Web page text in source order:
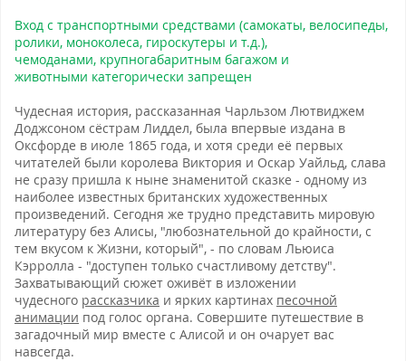
Вход с транспортными средствами (самокаты, велосипеды,
ролики, моноколеса, гироскутеры и т.д.),
чемоданами, крупногабаритным багажом и
животными категорически запрещен
Чудесная история, рассказанная Чарльзом Лютвиджем
Доджсоном сёстрам Лиддел, была впервые издана в
Оксфорде в июле 1865 года, и хотя среди её первых
читателей были королева Виктория и Оскар Уайльд, слава
не сразу пришла к ныне знаменитой сказке - одному из
наиболее известных британских художественных
произведений. Сегодня же трудно представить мировую
литературу без Алисы, "любознательной до крайности, с
тем вкусом к Жизни, который", - по словам Льюиса
Кэрролла - "доступен только счастливому детству".
Захватывающий сюжет оживёт в изложении
чудесного рассказчика и ярких картинах песочной
анимации под голос органа. Совершите путешествие в
загадочный мир вместе с Алисой и он очарует вас
навсегда.